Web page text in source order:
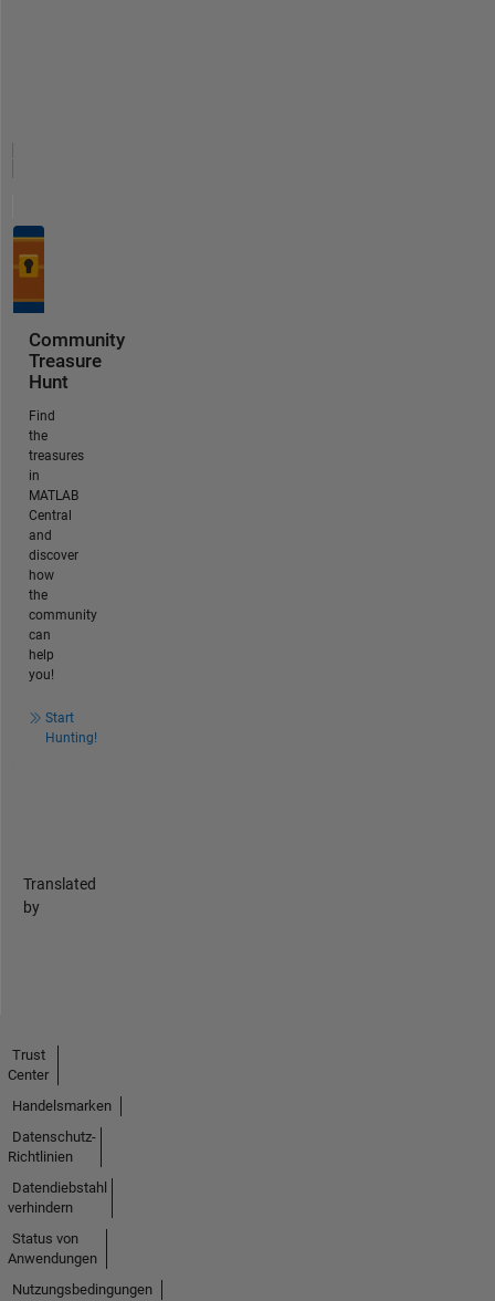
Community
Treasure
Hunt
Find
the
treasures
in
MATLAB
Central
and
discover
how
the
community
can
help
you!
Start
Hunting!
Translated
by
Trust
Center
Handelsmarken
Datenschutz-
Richtlinien
Datendiebstahl
verhindern
Status von
Anwendungen
Nutzungsbedingungen